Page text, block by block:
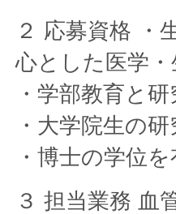
２ 応募資格 ・
心とした医学
・学部教育と
・大学院生の
・博士の学位
３ 担当業務 血